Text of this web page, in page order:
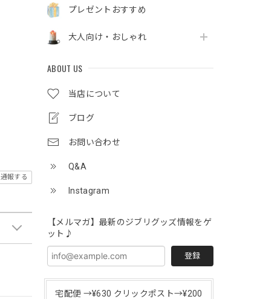
プレゼントおすすめ
大人向け・おしゃれ
ABOUT US
当店について
ブログ
お問い合わせ
Q&A
Instagram
【メルマガ】最新のジブリグッズ情報をゲ
ット♪
登録
宅配便 →¥630 クリックポスト→¥200
通報する